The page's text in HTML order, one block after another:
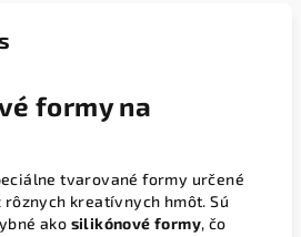
formy na
tvarované formy určené
kreatívnych hmôt. Sú
ako silikónové formy, čo